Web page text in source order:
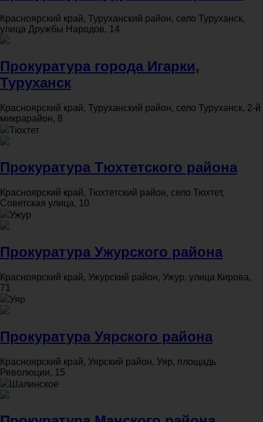
Красноярский край, Туруханский район, село Туруханск,
улица Дружбы Народов, 14
Прокуратура города Игарки,
Туруханск
Красноярский край, Туруханский район, село Туруханск, 2-й
микрарайон, 8
Тюхтет
Прокуратура Тюхтетского района
Красноярский край, Тюхтетский район, село Тюхтет,
Советская улица, 10
Ужур
Прокуратура Ужурского района
Красноярский край, Ужурский район, Ужур, улица Кирова,
71
Уяр
Прокуратура Уярского района
Красноярский край, Уярский район, Уяр, площадь
Революции, 15
Шалинское